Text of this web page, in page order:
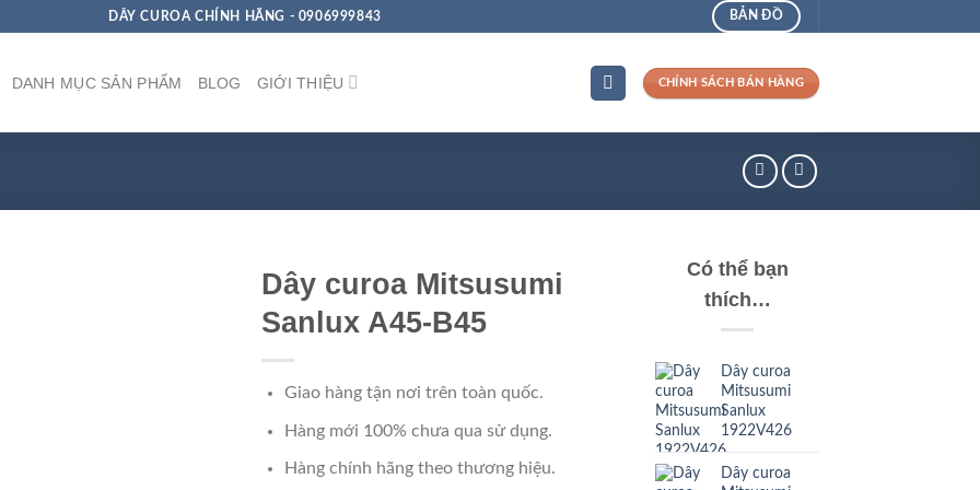
DÂY CUROA CHÍNH HÃNG - 0906999843 BẢN ĐỒ
DANH MỤC SẢN PHẨM BLOG GIỚI THIỆU CHÍNH SÁCH BÁN HÀNG
Dây curoa Mitsusumi
Sanlux A45-B45
Giao hàng tận nơi trên toàn quốc.
Hàng mới 100% chưa qua sử dụng.
Hàng chính hãng theo thương hiệu.
Có thể bạn
thích…
Dây curoa
Mitsusumi
Sanlux
1922V426
Dây curoa